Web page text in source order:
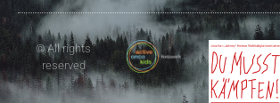
© All rights
reserved